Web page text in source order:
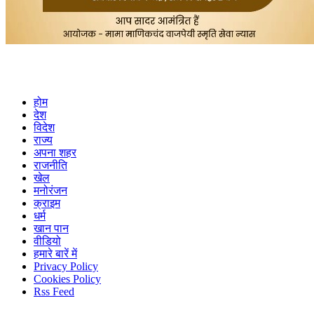
होम
देश
विदेश
राज्य
अपना शहर
राजनीति
खेल
मनोरंजन
क्राइम
धर्म
खान पान
वीडियो
हमारे बारें में
Privacy Policy
Cookies Policy
Rss Feed